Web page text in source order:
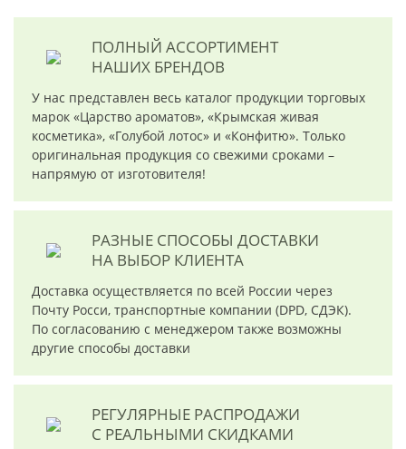
ПОЛНЫЙ АССОРТИМЕНТ
НАШИХ БРЕНДОВ
У нас представлен весь каталог продукции торговых
марок «Царство ароматов», «Крымская живая
косметика», «Голубой лотос» и «Конфитю». Только
оригинальная продукция со свежими сроками –
напрямую от изготовителя!
РАЗНЫЕ СПОСОБЫ ДОСТАВКИ
НА ВЫБОР КЛИЕНТА
Доставка осуществляется по всей России через
Почту Росси, транспортные компании (DPD, СДЭК).
По согласованию с менеджером также возможны
другие способы доставки
РЕГУЛЯРНЫЕ РАСПРОДАЖИ
С РЕАЛЬНЫМИ СКИДКАМИ